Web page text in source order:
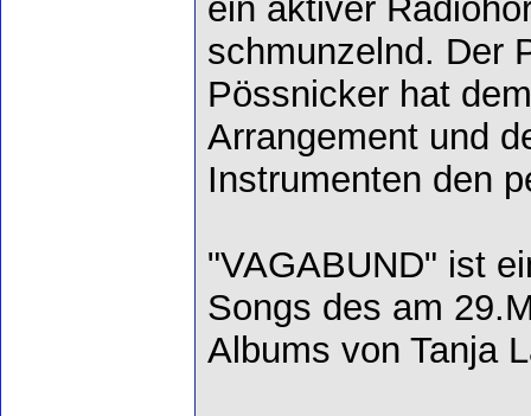
ein aktiver
schmunzelnd. Der
Pössnicker hat
Arrangement und
Instrumenten den
"VAGABUND" ist
Songs des am
Albums von Tanja